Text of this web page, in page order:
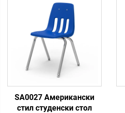
SA0027 Американски
стил студенски стол